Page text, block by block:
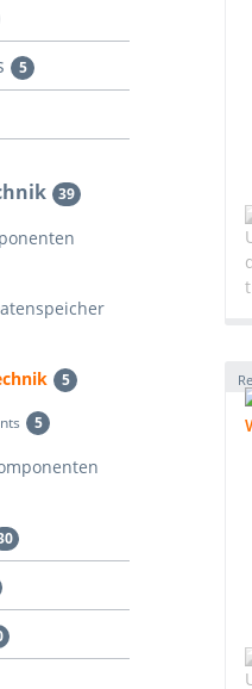
5
39
5
5